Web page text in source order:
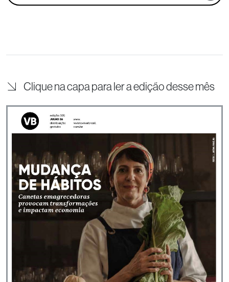
Clique na capa para ler a edição desse mês